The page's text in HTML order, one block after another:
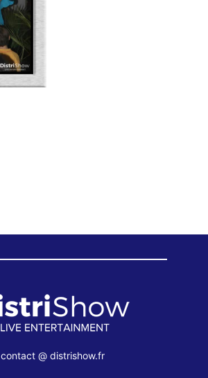
contact @ distrishow.fr